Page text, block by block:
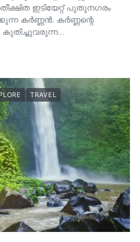
ഇടിയേറ്റ് പുതുനഗരം
കർണ്ണൻ. കർണ്ണന്റെ
TRAVEL